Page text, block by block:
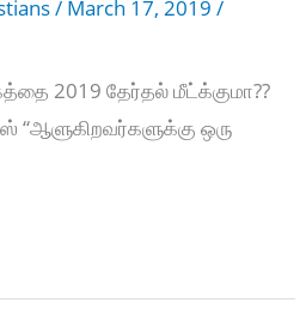
/ March 17, 2019/
2019 தேர்தல் மீட்க்குமா??
ஒரு